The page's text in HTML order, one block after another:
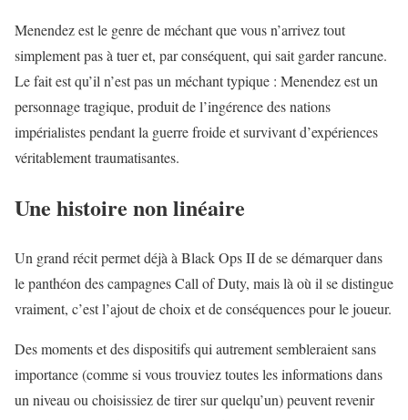
Menendez est le genre de méchant que vous n’arrivez tout
simplement pas à tuer et, par conséquent, qui sait garder rancune.
Le fait est qu’il n’est pas un méchant typique : Menendez est un
personnage tragique, produit de l’ingérence des nations
impérialistes pendant la guerre froide et survivant d’expériences
véritablement traumatisantes.
Une histoire non linéaire
Un grand récit permet déjà à Black Ops II de se démarquer dans
le panthéon des campagnes Call of Duty, mais là où il se distingue
vraiment, c’est l’ajout de choix et de conséquences pour le joueur.
Des moments et des dispositifs qui autrement sembleraient sans
importance (comme si vous trouviez toutes les informations dans
un niveau ou choisissiez de tirer sur quelqu’un) peuvent revenir